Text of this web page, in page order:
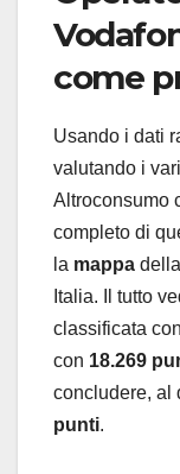
come
Usando i dati
valutando i
Altroconsumo
completo di
la mappa
Italia. Il tutto
classificata con
con 18.269
concludere, al
punti.